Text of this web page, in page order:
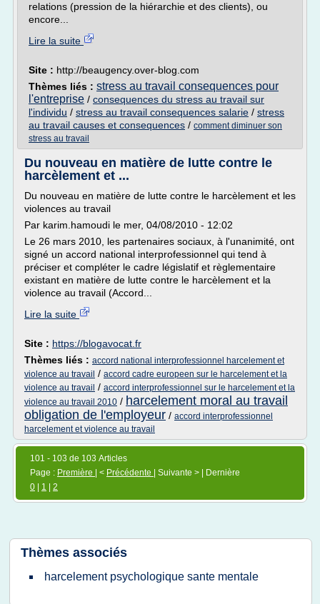
relations (pression de la hiérarchie et des clients), ou
encore...
Lire la suite
Site : http://beaugency.over-blog.com
Thèmes liés : stress au travail consequences pour
l'entreprise / consequences du stress au travail sur
l'individu / stress au travail consequences salarie / stress
au travail causes et consequences / comment diminuer son
stress au travail
Du nouveau en matière de lutte contre le
harcèlement et ...
Du nouveau en matière de lutte contre le harcèlement et les
violences au travail
Par karim.hamoudi le mer, 04/08/2010 - 12:02
Le 26 mars 2010, les partenaires sociaux, à l'unanimité, ont
signé un accord national interprofessionnel qui tend à
préciser et compléter le cadre législatif et règlementaire
existant en matière de lutte contre le harcèlement et la
violence au travail (Accord...
Lire la suite
Site : https://blogavocat.fr
Thèmes liés : accord national interprofessionnel harcelement et
violence au travail / accord cadre europeen sur le harcelement et la
violence au travail / accord interprofessionnel sur le harcelement et la
violence au travail 2010 / harcelement moral au travail
obligation de l'employeur / accord interprofessionnel
harcelement et violence au travail
101 - 103 de 103 Articles
Page : Première | < Précédente
| Suivante > | Dernière
0
1 2
Thèmes associés
harcelement psychologique sante mentale